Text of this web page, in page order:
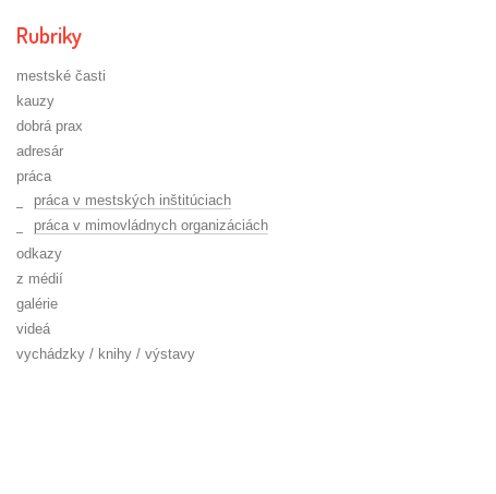
Rubriky
mestské časti
kauzy
dobrá prax
adresár
práca
práca v mestských inštitúciach
práca v mimovládnych organizáciách
odkazy
z médií
galérie
videá
vychádzky / knihy / výstavy